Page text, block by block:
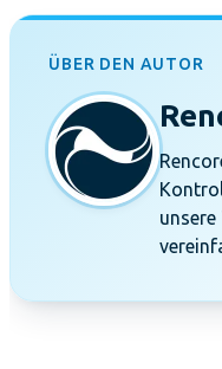
ÜBER DEN AUTOR